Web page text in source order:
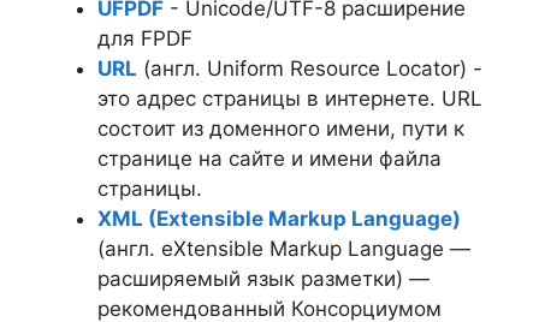
UFPDF - Unicode/UTF-8 расширение
для FPDF
URL (англ. Uniform Resource Locator) -
это адрес страницы в интернете. URL
состоит из доменного имени, пути к
странице на сайте и имени файла
страницы.
XML (Extensible Markup Language)
(англ. eXtensible Markup Language —
расширяемый язык разметки) —
рекомендованный Консорциумом